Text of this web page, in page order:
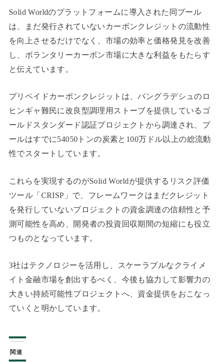
Solid Worldのプラットフォームに導入された同プール
は、まだ発行されていないカーボンクレジットの流動性
を向上させるだけでなく、市場の効率と価格発見を改善
し、ボランタリーカーボン市場に大きな利益をもたらす
と伝えています。
プリペイドカーボンクレジットは、バングラデシュのロ
ヒンギャ難民に改良型調理用ストーブを提供しているゴ
ールドスタンダード認証プロジェクトから調達され、プ
ールはすでに54050トンの炭素と100万ドル以上の総流動
性でスタートしています。
これらを実現するのがSolid Worldが提供するリスク評価
ツール「CRISP」で、フレームワークはまだクレジット
を発行していないプロジェクトの資金調達の信頼性と予
測可能性を高め、開発者の投資回収期間の短縮にも役立
つものとなっています。
3社はテクノロジーを活用し、スケーラブルなクライメ
イト金融市場を創出するべく、今後も協力して影響力の
大きい持続可能性プロジェクトへ、資金提供をおこなっ
ていくと明かしています。
関連